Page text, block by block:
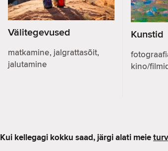
Välitegevused
matkamine, jalgrattasõit,
jalutamine
Kunstid
kino/
Kui kellegagi kokku saad, järgi alati meie